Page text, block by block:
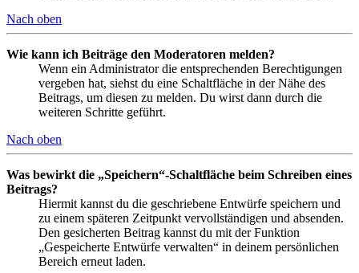
Nach oben
Wie kann ich Beiträge den Moderatoren melden?
Wenn ein Administrator die entsprechenden Berechtigungen
vergeben hat, siehst du eine Schaltfläche in der Nähe des
Beitrags, um diesen zu melden. Du wirst dann durch die
weiteren Schritte geführt.
Nach oben
Was bewirkt die „Speichern“-Schaltfläche beim Schreiben eines
Beitrags?
Hiermit kannst du die geschriebene Entwürfe speichern und
zu einem späteren Zeitpunkt vervollständigen und absenden.
Den gesicherten Beitrag kannst du mit der Funktion
„Gespeicherte Entwürfe verwalten“ in deinem persönlichen
Bereich erneut laden.